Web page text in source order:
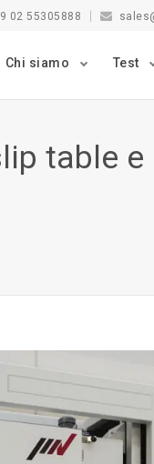
02 55305888
Chi siamo Test
table